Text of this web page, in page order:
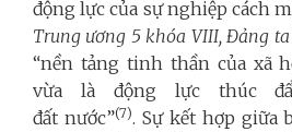
động lực của sự nghiệp cách
Trung ương 5 khóa VIII, Đảng ta
“nền tảng tinh thần của xã
vừa là động lực thúc
đất nước”(7). Sự kết hợp giữa